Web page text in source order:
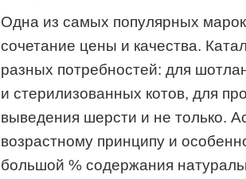
Одна из самых популярных
сочетание цены и качества.
разных потребностей: для
и стерилизованных котов, для
выведения шерсти и не только.
возрастному принципу и
большой % содержания